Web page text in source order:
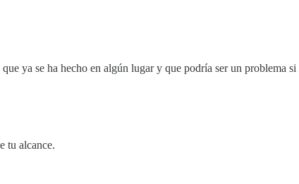
ya se ha hecho en algún lugar y que podría ser un problema
tu alcance.